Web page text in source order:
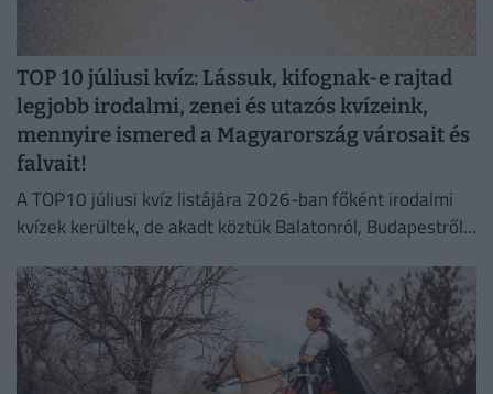
TOP 10 júliusi kvíz: Lássuk, kifognak-e rajtad
legjobb irodalmi, zenei és utazós kvízeink,
mennyire ismered a Magyarország városait és
falvait!
A TOP10 júliusi kvíz listájára 2026-ban főként irodalmi
kvízek kerültek, de akadt köztük Balatonról, Budapestről,
legjobbakból!